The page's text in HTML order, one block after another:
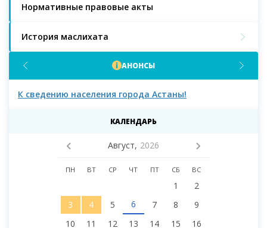
Нормативные правовые акты
История маслихата
АНОНСЫ
К сведению населения города Астаны!
КАЛЕНДАРЬ
Август, 2026
ПН ВТ СР ЧТ ПТ СБ ВС
1
2
3
4 5 6 7 8
9
10
11 12 13 14 15
16